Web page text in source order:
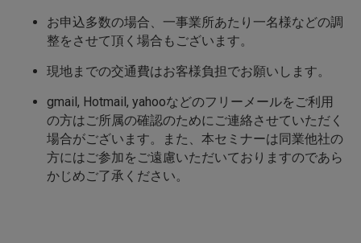
お申込多数の場合、一事業所あたり一名様などの調
整をさせて頂く場合もございます。
現地までの交通費はお客様負担でお願いします。
gmail, Hotmail, yahooなどのフリーメールをご利用
の方はご所属の確認のためにご連絡させていただく
場合がございます。また、本セミナーは同業他社の
方にはご参加をご遠慮いただいておりますのであら
かじめご了承ください。